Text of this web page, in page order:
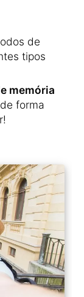
de
tipos
memória
forma